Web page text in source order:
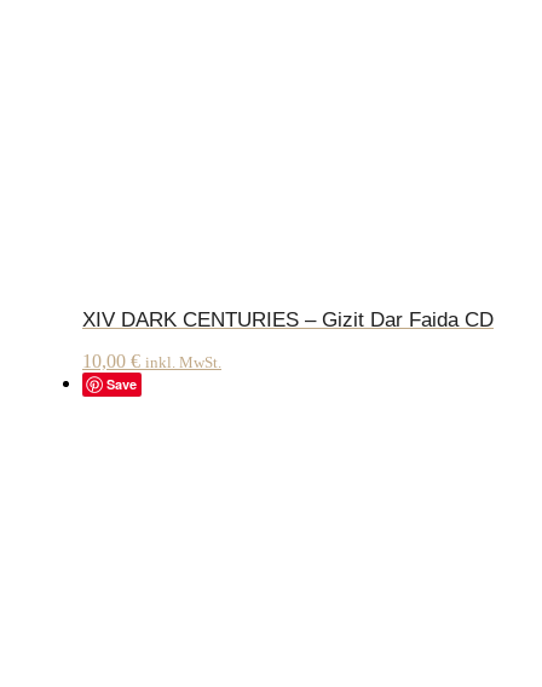
XIV DARK CENTURIES – Gizit Dar Faida CD
10,00 € inkl. MwSt.
Save